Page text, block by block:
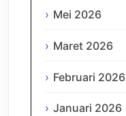
Mei 2026
Maret 2026
Februari 2026
Januari 2026